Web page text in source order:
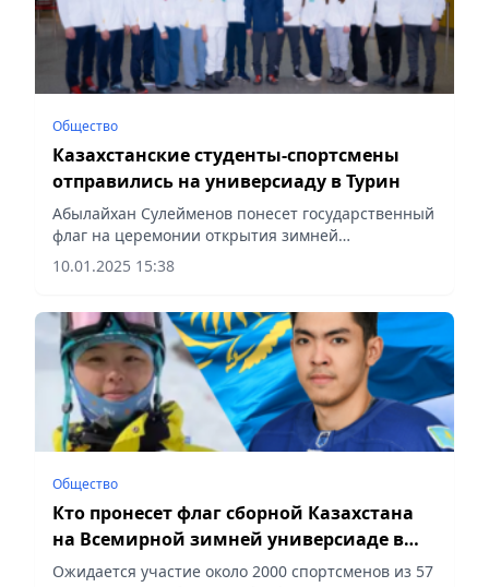
Общество
Казахстанские студенты-спортсмены
отправились на универсиаду в Турин
Абылайхан Сулейменов понесет государственный
флаг на церемонии открытия зимней
универсиады, сообщает Vecher.kz.
10.01.2025 15:38
Общество
Кто пронесет флаг сборной Казахстана
на Всемирной зимней универсиаде в
Турине
Ожидается участие около 2000 спортсменов из 57